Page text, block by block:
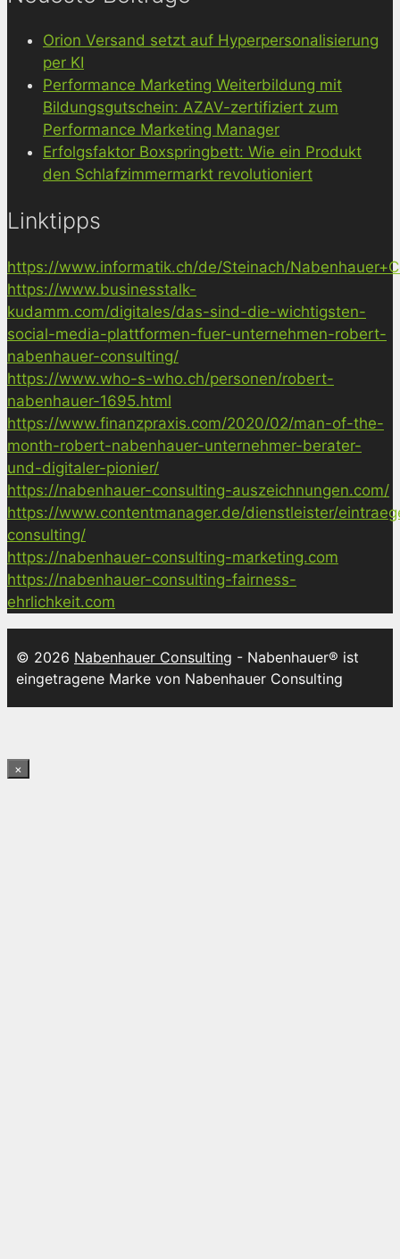
Orion Versand setzt auf Hyperpersonalisierung
per KI
Performance Marketing Weiterbildung mit
Bildungsgutschein: AZAV-zertifiziert zum
Performance Marketing Manager
Erfolgsfaktor Boxspringbett: Wie ein Produkt
den Schlafzimmermarkt revolutioniert
Linktipps
https://www.informatik.ch/de/Steinach/
https://www.businesstalk-
kudamm.com/digitales/das-sind-die-wichtigsten-
social-media-plattformen-fuer-unternehmen-robert-
nabenhauer-consulting/
https://www.who-s-who.ch/personen/robert-
nabenhauer-1695.html
https://www.finanzpraxis.com/2020/02/man-of-the-
month-robert-nabenhauer-unternehmer-berater-
und-digitaler-pionier/
https://nabenhauer-consulting-auszeichnungen.com/
https://www.contentmanager.de/dienstleister/
consulting/
https://nabenhauer-consulting-marketing.com
https://nabenhauer-consulting-fairness-
ehrlichkeit.com
© 2026 Nabenhauer Consulting - Nabenhauer® ist
eingetragene Marke von Nabenhauer Consulting
×